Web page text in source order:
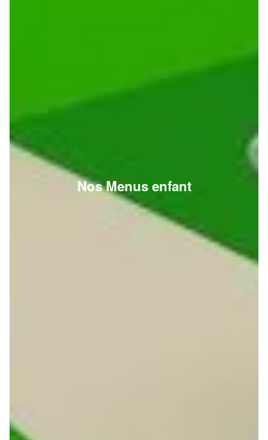
Nos Menus enfant